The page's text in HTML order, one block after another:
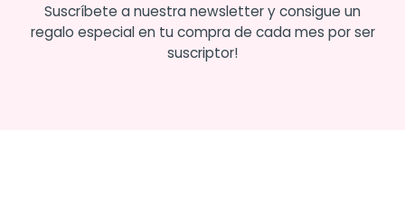
Suscríbete a nuestra newsletter y consigue un
regalo especial en tu compra de cada mes por ser
suscriptor!